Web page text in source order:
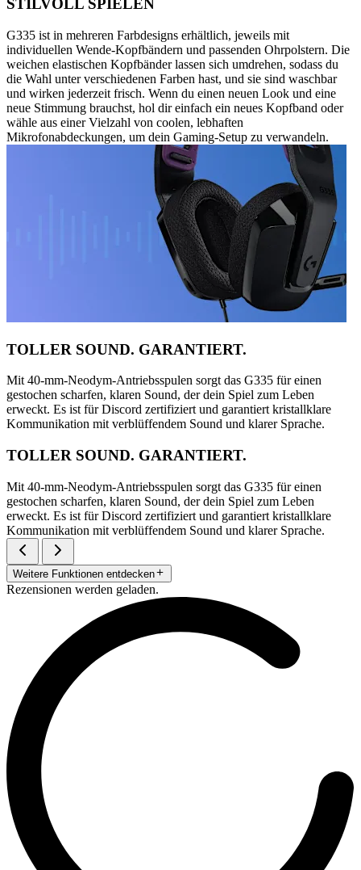
STILVOLL SPIELEN
G335 ist in mehreren Farbdesigns erhältlich, jeweils mit
individuellen Wende-Kopfbändern und passenden Ohrpolstern. Die
weichen elastischen Kopfbänder lassen sich umdrehen, sodass du
die Wahl unter verschiedenen Farben hast, und sie sind waschbar
und wirken jederzeit frisch. Wenn du einen neuen Look und eine
neue Stimmung brauchst, hol dir einfach ein neues Kopfband oder
wähle aus einer Vielzahl von coolen, lebhaften
Mikrofonabdeckungen, um dein Gaming-Setup zu verwandeln.
TOLLER SOUND. GARANTIERT.
Mit 40-mm-Neodym-Antriebsspulen sorgt das G335 für einen
gestochen scharfen, klaren Sound, der dein Spiel zum Leben
erweckt. Es ist für Discord zertifiziert und garantiert kristallklare
Kommunikation mit verblüffendem Sound und klarer Sprache.
TOLLER SOUND. GARANTIERT.
Mit 40-mm-Neodym-Antriebsspulen sorgt das G335 für einen
gestochen scharfen, klaren Sound, der dein Spiel zum Leben
erweckt. Es ist für Discord zertifiziert und garantiert kristallklare
Kommunikation mit verblüffendem Sound und klarer Sprache.
Weitere Funktionen entdecken
Rezensionen werden geladen.